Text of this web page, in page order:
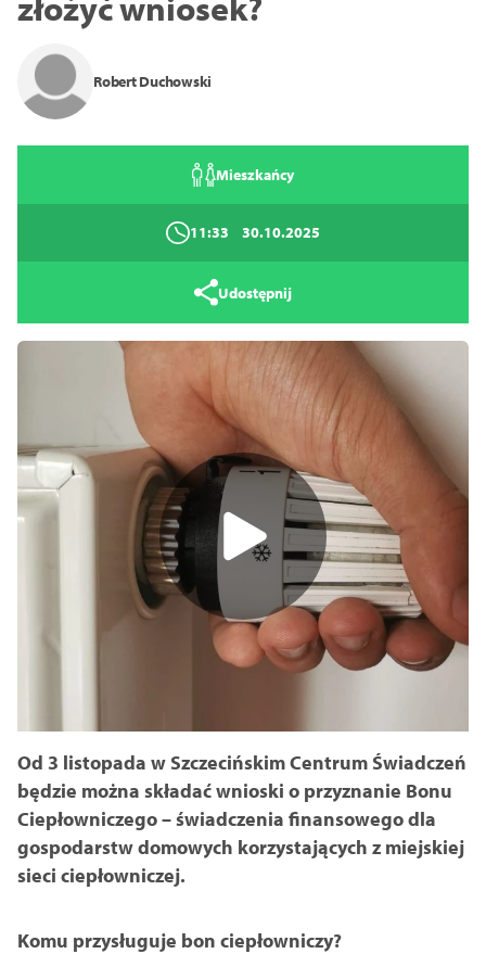
Robert Duchowski
Mieszkańcy
11:33 30.10.2025
Udostępnij
Od 3 listopada w Szczecińskim Centrum Świadczeń
będzie można składać wnioski o przyznanie Bonu
Ciepłowniczego – świadczenia finansowego dla
gospodarstw domowych korzystających z miejskiej
sieci ciepłowniczej.
Komu przysługuje bon ciepłowniczy?